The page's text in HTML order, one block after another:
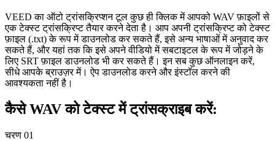
VEED का ऑटो ट्रांसक्रिप्शन टूल कुछ ही क्लिक में आपको WAV फ़ाइलों से
एक टेक्स्ट ट्रांसक्रिप्ट तैयार करने देता है। आप अपनी ट्रांसक्रिप्ट को टेक्स्ट
फ़ाइल (.txt) के रूप में डाउनलोड कर सकते हैं, इसे अन्य भाषाओं में अनुवाद कर
सकते हैं, और यहां तक कि इसे अपने वीडियो में सबटाइटल के रूप में जोड़ने के
लिए SRT फ़ाइल डाउनलोड भी कर सकते हैं। इन सब कुछ ऑनलाइन करें,
सीधे आपके ब्राउज़र में। ऐप डाउनलोड करने और इंस्टॉल करने की
आवश्यकता नहीं है।
कैसे WAV को टेक्स्ट में ट्रांसक्राइब करें:
चरण 01